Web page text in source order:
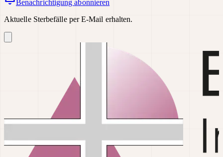
Benachrichtigung abonnieren
Aktuelle Sterbefälle per E-Mail erhalten.